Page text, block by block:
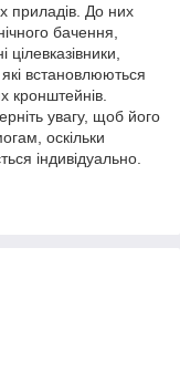
приладів. До них
бачення,
які встановлюються
кронштейнів.
увагу, щоб його
оскільки
індивідуально.